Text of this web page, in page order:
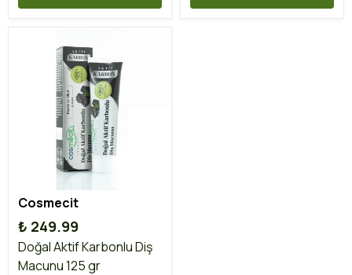
Cosmecit
₺ 249.99
Doğal Aktif Karbonlu Diş
Macunu 125 gr